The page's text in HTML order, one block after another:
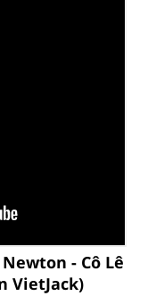
- Cô Lê
VietJack)